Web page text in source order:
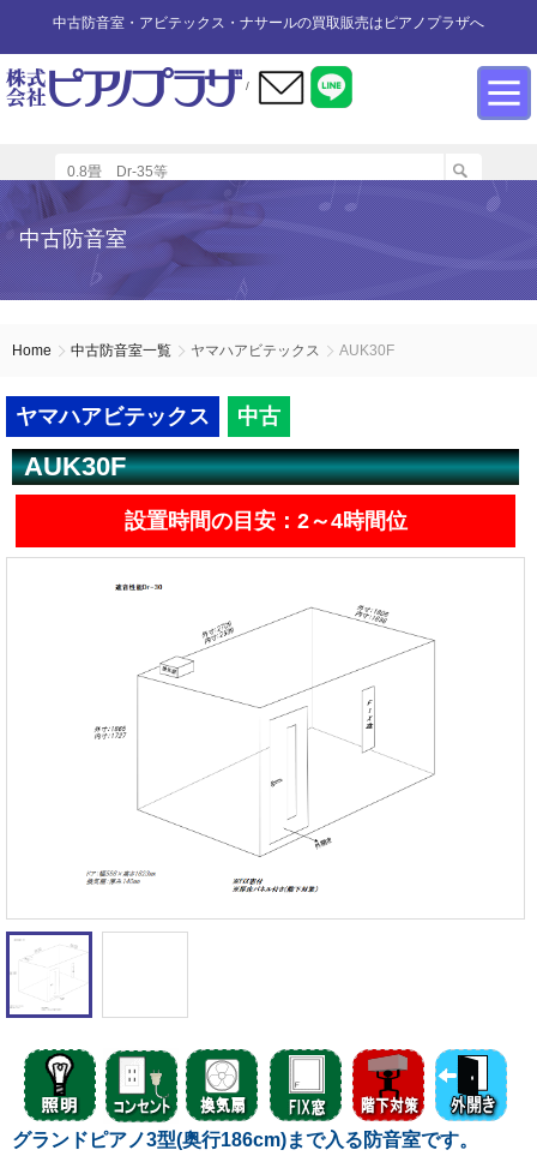
中古防音室・アビテックス・ナサールの買取販売はピアノプラザへ
/
カワイ防音ルーム
ユニットタイプ
ペット用防音室
防音室中古
展示品リスト
アビテックス2畳～3畳未満
アビテックス3畳～
カワイナサール
その他防音室
かんたん在庫検索
売約済みリスト
防音室買取
防音室WEB買取
防音室設置のアドバイス
防音室内へのピアノの設置
設置スペースの採寸方法
エアコンの設置方法
遮音性能の違いを体験
インフォメーション
商品の購入について
ご利用規約
店舗までの案内地図
お問い合わせ
中古防音室
Home 中古防音室一覧 ヤマハアビテックス AUK30F
ヤマハアビテックス 中古
AUK30F
設置時間の目安：2～4時間位
グランドピアノ3型(奥行186cm)まで入る防音室です。